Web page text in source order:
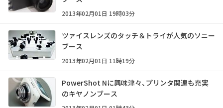
2013年02月01日 19時03分
ツァイスレンズのタッチ＆トライが人気のソニー
ブース
2013年02月01日 11時19分
PowerShot Nに興味津々、プリンタ関連も充実
のキヤノンブース